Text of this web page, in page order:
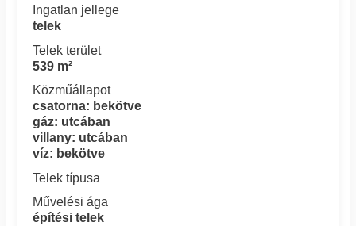
Ingatlan jellege
telek
Telek terület
539 m²
Közműállapot
csatorna: bekötve
gáz: utcában
villany: utcában
víz: bekötve
Telek típusa
Művelési ága
építési telek